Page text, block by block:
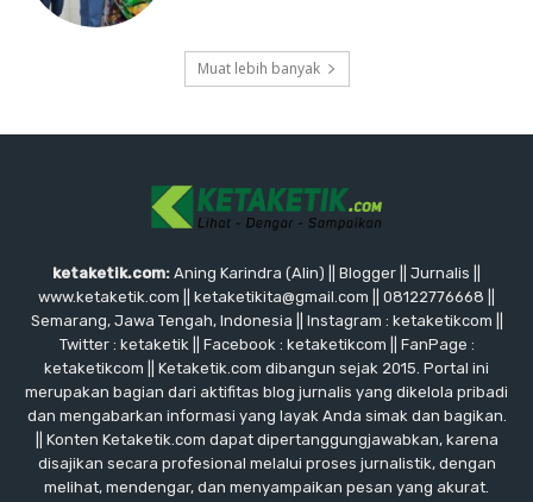
Muat lebih banyak
ketaketik.com: Aning Karindra (Alin) || Blogger || Jurnalis ||
www.ketaketik.com || ketaketikita@gmail.com || 08122776668 ||
Semarang, Jawa Tengah, Indonesia || Instagram : ketaketikcom ||
Twitter : ketaketik || Facebook : ketaketikcom || FanPage :
ketaketikcom || Ketaketik.com dibangun sejak 2015. Portal ini
merupakan bagian dari aktifitas blog jurnalis yang dikelola pribadi
dan mengabarkan informasi yang layak Anda simak dan bagikan.
|| Konten Ketaketik.com dapat dipertanggungjawabkan, karena
disajikan secara profesional melalui proses jurnalistik, dengan
melihat, mendengar, dan menyampaikan pesan yang akurat.